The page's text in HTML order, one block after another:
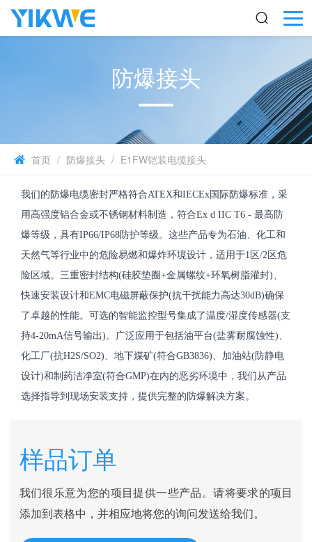
防爆接头
首页 / 防爆接头 / E1FW铠装电缆接头
我们的防爆电缆密封严格符合ATEX和IECEx国际防爆标准，采
用高强度铝合金或不锈钢材料制造，符合Ex d IIC T6 - 最高防
爆等级，具有IP66/IP68防护等级。这些产品专为石油、化工和
天然气等行业中的危险易燃和爆炸环境设计，适用于1区/2区危
险区域。三重密封结构(硅胶垫圈+金属螺纹+环氧树脂灌封)、
快速安装设计和EMC电磁屏蔽保护(抗干扰能力高达30dB)确保
了卓越的性能。可选的智能监控型号集成了温度/湿度传感器(支
持4-20mA信号输出)。广泛应用于包括油平台(盐雾耐腐蚀性)、
化工厂(抗H2S/SO2)、地下煤矿(符合GB3836)、加油站(防静电
设计)和制药洁净室(符合GMP)在内的恶劣环境中，我们从产品
选择指导到现场安装支持，提供完整的防爆解决方案。
样品订单
我们很乐意为您的项目提供一些产品。请将要求的项目
添加到表格中，并相应地将您的询问发送给我们。